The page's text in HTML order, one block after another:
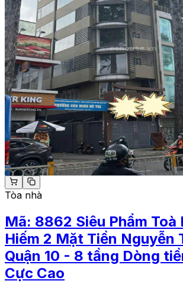
Tòa nhà
Mã: 8862 Siêu Phẩm Toà
Hiếm 2 Mặt Tiền Nguyễn
Quận 10 - 8 tầng Dòng
Cực Cao